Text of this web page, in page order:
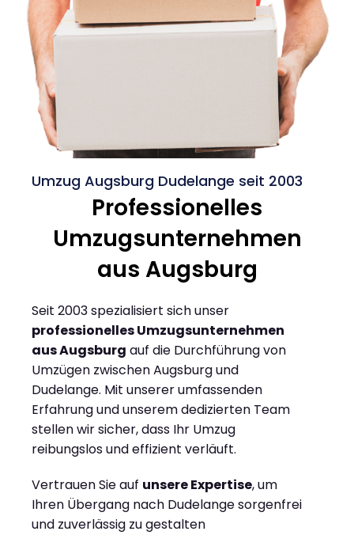
Umzug Augsburg Dudelange seit 2003
Professionelles
Umzugsunternehmen
aus Augsburg
Seit 2003 spezialisiert sich unser
professionelles Umzugsunternehmen
aus Augsburg auf die Durchführung von
Umzügen zwischen Augsburg und
Dudelange. Mit unserer umfassenden
Erfahrung und unserem dedizierten Team
stellen wir sicher, dass Ihr Umzug
reibungslos und effizient verläuft.
Vertrauen Sie auf unsere Expertise, um
Ihren Übergang nach Dudelange sorgenfrei
und zuverlässig zu gestalten